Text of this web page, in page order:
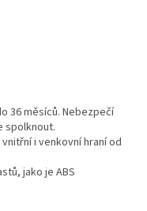
36 měsíců. Nebezpečí
spolknout.
i venkovní hraní od
jako je ABS